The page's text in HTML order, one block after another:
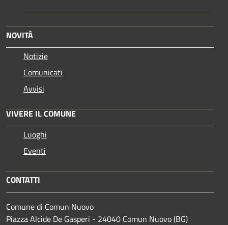
NOVITÀ
Notizie
Comunicati
Avvisi
VIVERE IL COMUNE
Luoghi
Eventi
CONTATTI
Comune di Comun Nuovo
Piazza Alcide De Gasperi - 24040 Comun Nuovo (BG)